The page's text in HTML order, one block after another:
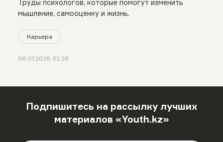
Труды психологов, которые помогут изменить
мышление, самооценку и жизнь.
Карьера
08.07.2026, 01:28
Подпишитесь на рассылку лучших
материалов «Youth.kz»